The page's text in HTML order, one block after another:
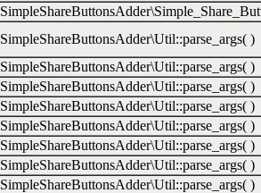
SimpleShareButtonsAdder\Util::parse_args( )
SimpleShareButtonsAdder\Util::parse_args( )
SimpleShareButtonsAdder\Util::parse_args( )
SimpleShareButtonsAdder\Util::parse_args( )
SimpleShareButtonsAdder\Util::parse_args( )
SimpleShareButtonsAdder\Util::parse_args( )
SimpleShareButtonsAdder\Util::parse_args( )
SimpleShareButtonsAdder\Util::parse_args( )